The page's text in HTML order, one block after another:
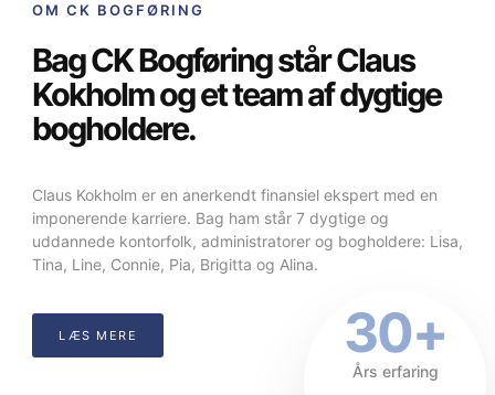
OM CK BOGFØRING
Bag CK Bogføring står Claus
Kokholm og et team af dygtige
bogholdere.
Claus Kokholm er en anerkendt finansiel ekspert med en
imponerende karriere. Bag ham står 7 dygtige og
uddannede kontorfolk, administratorer og bogholdere: Lisa,
Tina, Line, Connie, Pia, Brigitta og Alina.
LÆS MERE 30+
Års erfaring